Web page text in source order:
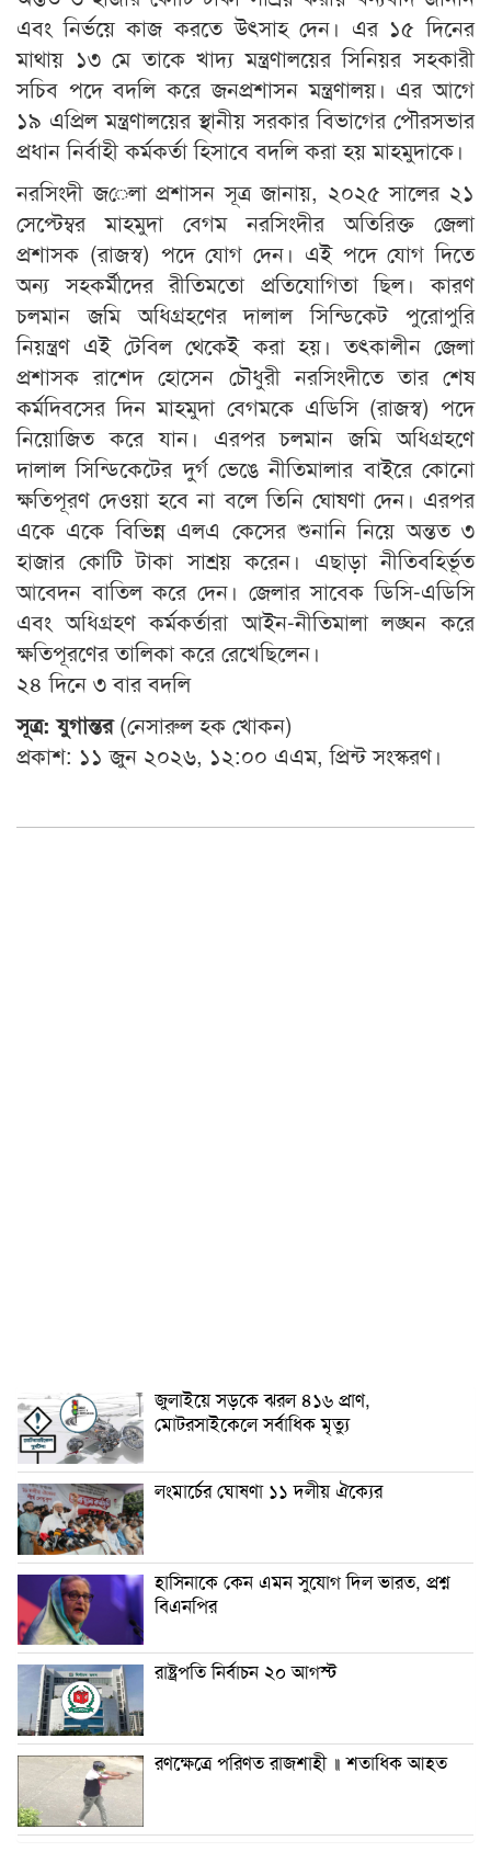
এবং নির্ভয়ে কাজ করতে উৎসাহ দেন। এর ১৫ দিনের
মাথায় ১৩ মে তাকে খাদ্য মন্ত্রণালয়ের সিনিয়র সহকারী
সচিব পদে বদলি করে জনপ্রশাসন মন্ত্রণালয়। এর আগে
১৯ এপ্রিল মন্ত্রণালয়ের স্থানীয় সরকার বিভাগের পৌরসভার
প্রধান নির্বাহী কর্মকর্তা হিসাবে বদলি করা হয় মাহমুদাকে।
নরসিংদী জেলা প্রশাসন সূত্র জানায়, ২০২৫ সালের ২১
সেপ্টেম্বর মাহমুদা বেগম নরসিংদীর অতিরিক্ত জেলা
প্রশাসক (রাজস্ব) পদে যোগ দেন। এই পদে যোগ দিতে
অন্য সহকর্মীদের রীতিমতো প্রতিযোগিতা ছিল। কারণ
চলমান জমি অধিগ্রহণের দালাল সিন্ডিকেট পুরোপুরি
নিয়ন্ত্রণ এই টেবিল থেকেই করা হয়। তৎকালীন জেলা
প্রশাসক রাশেদ হোসেন চৌধুরী নরসিংদীতে তার শেষ
কর্মদিবসের দিন মাহমুদা বেগমকে এডিসি (রাজস্ব) পদে
নিয়োজিত করে যান। এরপর চলমান জমি অধিগ্রহণে
দালাল সিন্ডিকেটের দুর্গ ভেঙে নীতিমালার বাইরে কোনো
ক্ষতিপূরণ দেওয়া হবে না বলে তিনি ঘোষণা দেন। এরপর
একে একে বিভিন্ন এলএ কেসের শুনানি নিয়ে অন্তত ৩
হাজার কোটি টাকা সাশ্রয় করেন। এছাড়া নীতিবহির্ভূত
আবেদন বাতিল করে দেন। জেলার সাবেক ডিসি-এডিসি
এবং অধিগ্রহণ কর্মকর্তারা আইন-নীতিমালা লঙ্ঘন করে
ক্ষতিপূরণের তালিকা করে রেখেছিলেন।
২৪ দিনে ৩ বার বদলি
সূত্র: যুগান্তর(নেসারুল হক খোকন)
প্রকাশ: ১১ জুন ২০২৬, ১২:০০ এএম, প্রিন্ট সংস্করণ।
জুলাইয়ে সড়কে ঝরল ৪১৬ প্রাণ,
মোটরসাইকেলে সর্বাধিক মৃত্যু
লংমার্চের ঘোষণা ১১ দলীয় ঐক্যের
হাসিনাকে কেন এমন সুযোগ দিল ভারত, প্রশ্ন
বিএনপির
রাষ্ট্রপতি নির্বাচন ২০ আগস্ট
রণক্ষেত্রে পরিণত রাজশাহী ॥ শতাধিক আহত